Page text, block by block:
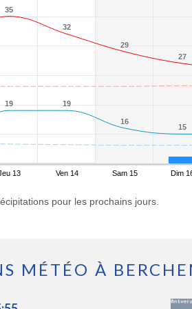
35
35
32
32
29
29
27
27
19
19 19
19
16
16
15
15
13 Ven 14 Sam 15 Dim
pour les prochains jours.
MÉTÉO À